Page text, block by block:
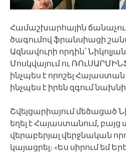
Համաշխարհային
ծագումով ֆրանսիացի
Ազնավուրի որդին՝
Մոսկվայում ու
ինչպես է որոշել
ինչպես է իրեն զգում
Շվեյցարիայում մեծացած
եղել է Հայաստանում,
վերաբերյալ վերջնական
կայացրել։ «Ես սիրում եմ